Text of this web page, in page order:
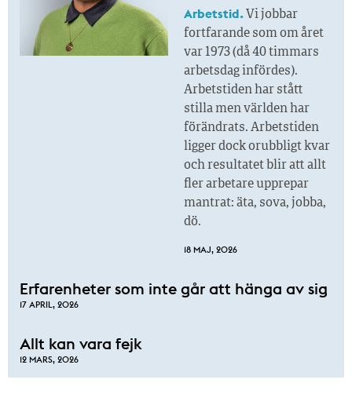
Arbetstid. Vi jobbar
fortfarande som om året
var 1973 (då 40 timmars
arbetsdag infördes).
Arbetstiden har stått
stilla men världen har
förändrats. Arbetstiden
ligger dock orubbligt kvar
och resultatet blir att allt
fler arbetare upprepar
mantrat: äta, sova, jobba,
dö.
18 MAJ, 2026
Erfarenheter som inte går att hänga av sig
17 APRIL, 2026
Allt kan vara fejk
12 MARS, 2026